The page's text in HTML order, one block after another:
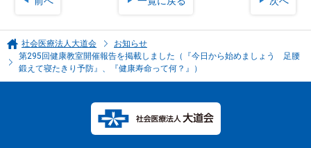
社会医療法人大道会
お知らせ
第295回健康教室開催報告を掲載しました（『今日から始めましょう 足腰
鍛えて寝たきり予防』、『健康寿命って何？』）